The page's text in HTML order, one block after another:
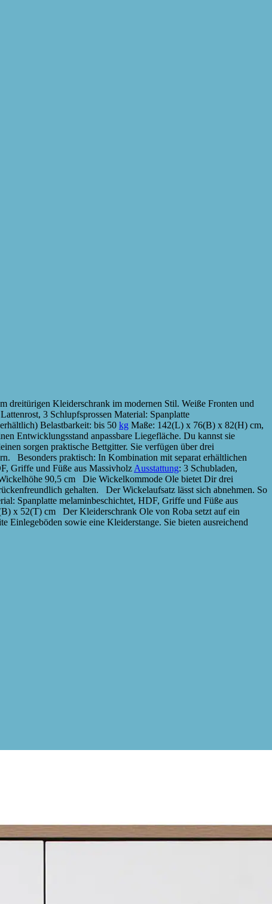
dreitürigen Kleiderschrank im modernen Stil. Weiße Fronten und
3 Schlupfsprossen Material: Spanplatte
Belastbarkeit: bis 50 kg Maße: 142(L) x 76(B) x 82(H) cm,
Entwicklungsstand anpassbare Liegefläche. Du kannst sie
sorgen praktische Bettgitter. Sie verfügen über drei
Besonders praktisch: In Kombination mit separat erhältlichen
Griffe und Füße aus Massivholz Ausstattung: 3 Schubladen,
90,5 cm Die Wickelkommode Ole bietet Dir drei
gehalten. Der Wickelaufsatz lässt sich abnehmen. So
Spanplatte melaminbeschichtet, HDF, Griffe und Füße aus
x 52(T) cm Der Kleiderschrank Ole von Roba setzt auf ein
Einlegeböden sowie eine Kleiderstange. Sie bieten ausreichend